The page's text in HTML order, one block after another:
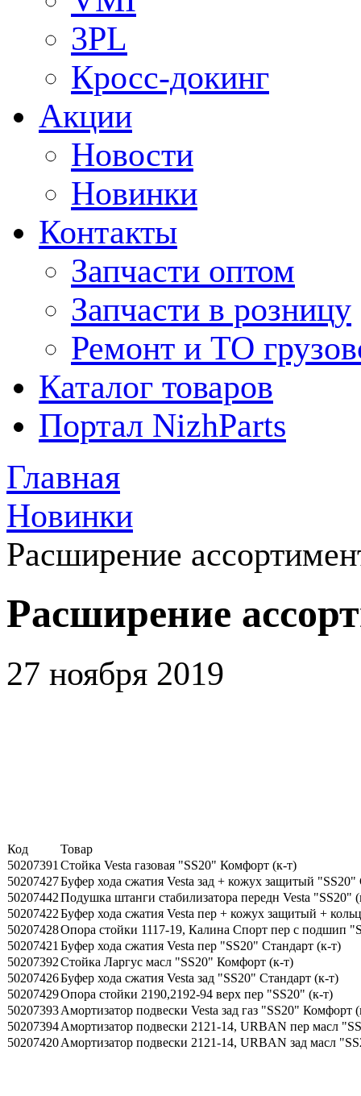
3PL
Кросс-докинг
Акции
Новости
Новинки
Контакты
Запчасти оптом
Запчасти в розницу
Ремонт и ТО
Каталог товаров
Портал NizhParts
Главная
Новинки
Расширение
Расширение
27 ноября 2019
Код
Товар
50207391 Стойка Vesta газовая "SS20" Комфорт (к-т)
50207427Буфер хода сжатия Vesta зад + кожух защитый "SS20"
50207442Подушка штанги стабилизатора передн Vesta "SS20"
50207422Буфер хода сжатия Vesta пер + кожух защитый +
50207428Опора стойки 1117-19, Калина Спорт пер с подшип
50207421 Буфер хода сжатия Vesta пер "SS20" Стандарт (к-т)
50207392Стойка Ларгус масл "SS20" Комфорт (к-т)
50207426Буфер хода сжатия Vesta зад "SS20" Стандарт (к-т)
50207429Опора стойки 2190,2192-94 верх пер "SS20" (к-т)
50207393Амортизатор подвески Vesta зад газ "SS20" Комфорт
50207394Амортизатор подвески 2121-14, URBAN пер масл
50207420Амортизатор подвески 2121-14, URBAN зад масл